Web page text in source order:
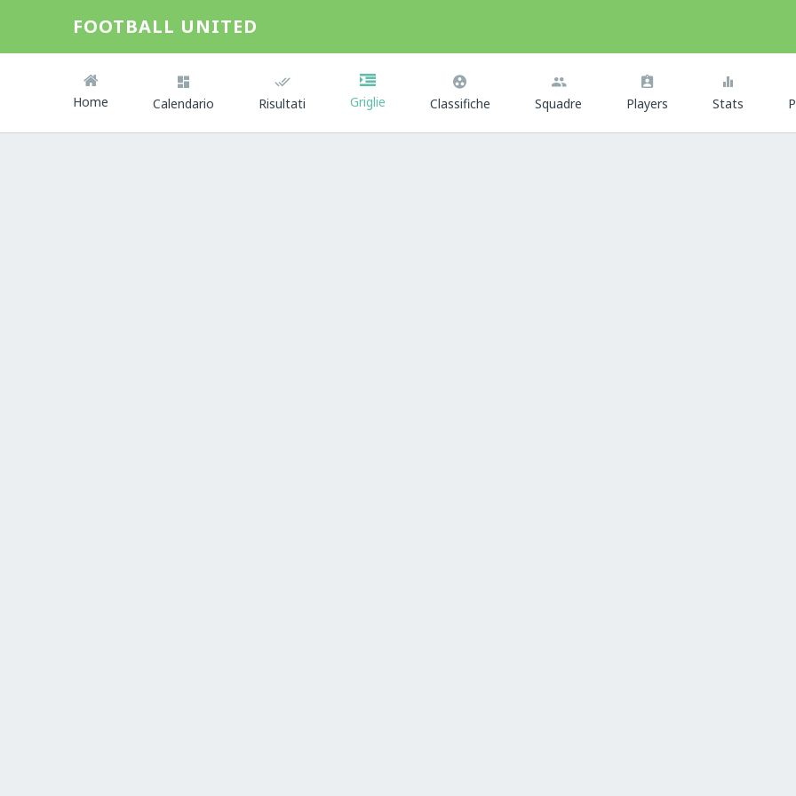
FOOTBALL UNITED
Home Calendario Risultati Griglie Classifiche Squadre Players Stats